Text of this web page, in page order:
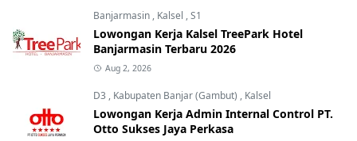
Banjarmasin , Kalsel ,S1
Lowongan Kerja Kalsel TreePark Hotel
Banjarmasin Terbaru 2026
Aug 2, 2026
D3 , Kabupaten Banjar (Gambut) , Kalsel
Lowongan Kerja Admin Internal Control PT.
Otto Sukses Jaya Perkasa